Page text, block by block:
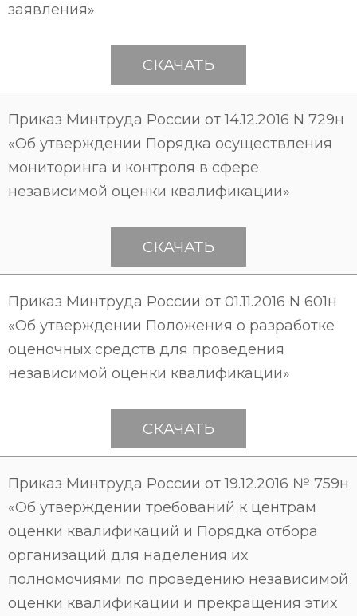
заявления»
СКАЧАТЬ
Приказ Минтруда России от 14.12.2016 N 729н
«Об утверждении Порядка осуществления
мониторинга и контроля в сфере
независимой оценки квалификации»
СКАЧАТЬ
Приказ Минтруда России от 01.11.2016 N 601н
«Об утверждении Положения о разработке
оценочных средств для проведения
независимой оценки квалификации»
СКАЧАТЬ
Приказ Минтруда России от 19.12.2016 № 759н
«Об утверждении требований к центрам
оценки квалификаций и Порядка отбора
организаций для наделения их
полномочиями по проведению независимой
оценки квалификации и прекращения этих